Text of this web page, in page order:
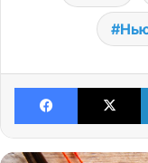
Facebook X